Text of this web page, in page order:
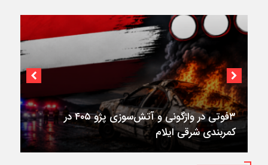
۳فوتی در واژگونی و آتش‌سوزی پژو ۴۰۵ در
کمربندی شرقی ایلام